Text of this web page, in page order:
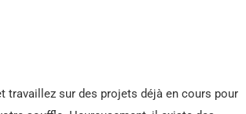
travaillez sur des projets déjà en cours pour